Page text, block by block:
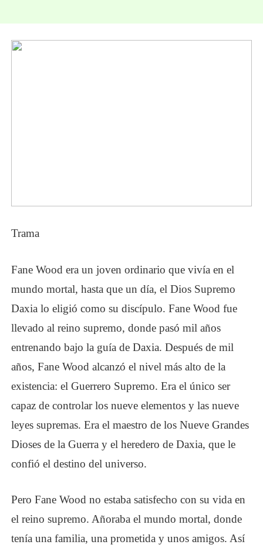
Trama
Fane Wood era un joven ordinario que vivía en el
mundo mortal, hasta que un día, el Dios Supremo
Daxia lo eligió como su discípulo. Fane Wood fue
llevado al reino supremo, donde pasó mil años
entrenando bajo la guía de Daxia. Después de mil
años, Fane Wood alcanzó el nivel más alto de la
existencia: el Guerrero Supremo. Era el único ser
capaz de controlar los nueve elementos y las nueve
leyes supremas. Era el maestro de los Nueve Grandes
Dioses de la Guerra y el heredero de Daxia, que le
confió el destino del universo.
Pero Fane Wood no estaba satisfecho con su vida en
el reino supremo. Añoraba el mundo mortal, donde
tenía una familia, una prometida y unos amigos. Así